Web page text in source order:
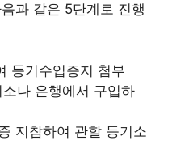
과 같은 5단계로 진행
등기수입증지 첨부
나 은행에서 구입하
지참하여 관할 등기소